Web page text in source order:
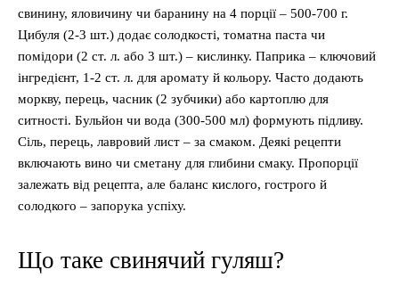
свинину, яловичину чи баранину на 4 порції – 500-700 г.
Цибуля (2-3 шт.) додає солодкості, томатна паста чи
помідори (2 ст. л. або 3 шт.) – кислинку. Паприка – ключовий
інгредієнт, 1-2 ст. л. для аромату й кольору. Часто додають
моркву, перець, часник (2 зубчики) або картоплю для
ситності. Бульйон чи вода (300-500 мл) формують підливу.
Сіль, перець, лавровий лист – за смаком. Деякі рецепти
включають вино чи сметану для глибини смаку. Пропорції
залежать від рецепта, але баланс кислого, гострого й
солодкого – запорука успіху.
Що таке свинячий гуляш?